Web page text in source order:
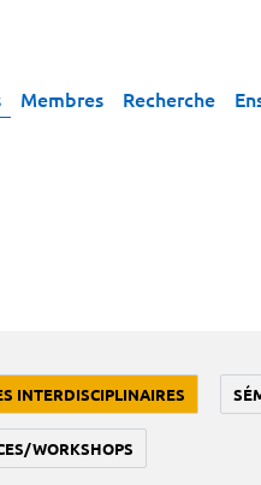
Membres Recherche
INTERDISCIPLINAIRES
WORKSHOPS